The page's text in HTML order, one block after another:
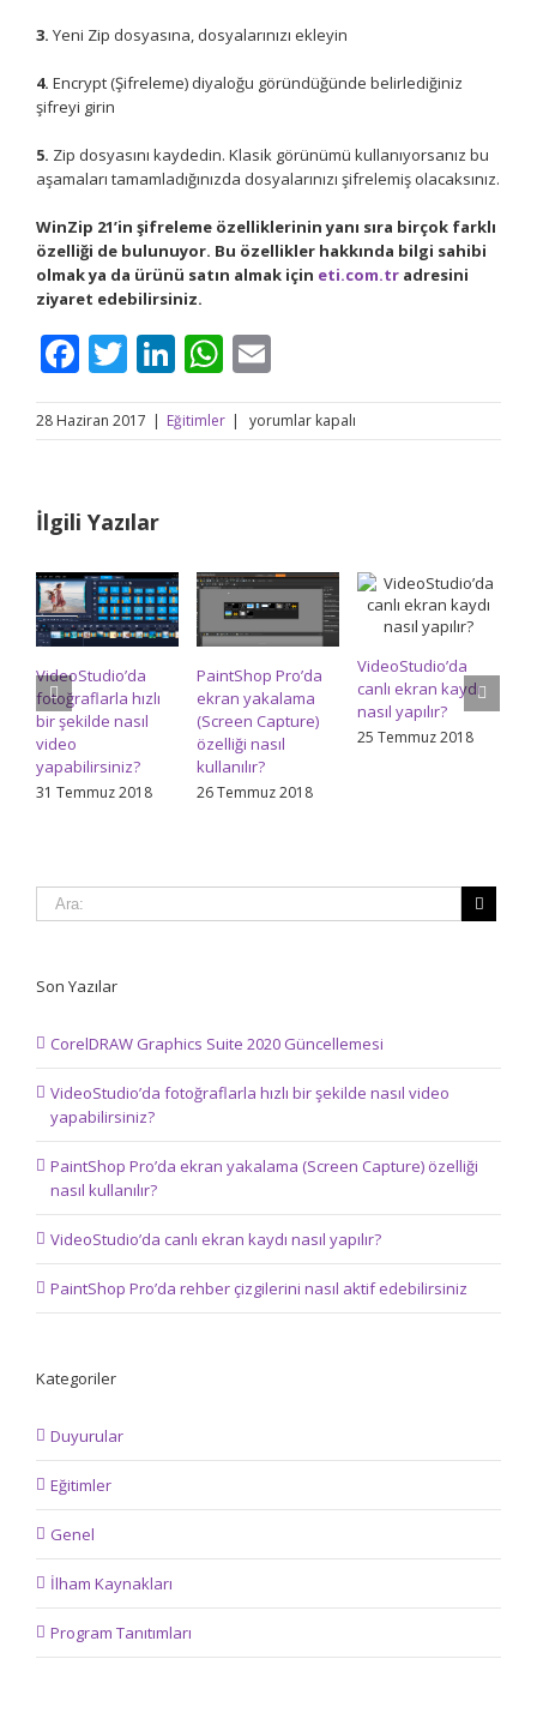
3. Yeni Zip dosyasına, dosyalarınızı ekleyin
4. Encrypt (Şifreleme) diyaloğu göründüğünde belirlediğiniz
şifreyi girin
5. Zip dosyasını kaydedin. Klasik görünümü kullanıyorsanız bu
aşamaları tamamladığınızda dosyalarınızı şifrelemiş olacaksınız.
WinZip 21’in şifreleme özelliklerinin yanı sıra birçok farklı
özelliği de bulunuyor. Bu özellikler hakkında bilgi sahibi
olmak ya da ürünü satın almak için eti.com.tr adresini
ziyaret edebilirsiniz.
Facebook
Twitter
LinkedIn
WhatsApp
28 Haziran 2017 | Eğitimler |
WinZip
21
yapabilirsiniz?
için
yorumlar kapalı
İlgili Yazılar
VideoStudio’da
fotoğraflarla hızlı
bir şekilde nasıl
video
yapabilirsiniz?
31 Temmuz 2018
PaintShop Pro’da
ekran yakalama
(Screen Capture)
özelliği nasıl
kullanılır?
26 Temmuz 2018
VideoStudio’da
canlı ekran kaydı
nasıl yapılır?
25 Temmuz 2018
Son Yazılar
CorelDRAW Graphics Suite 2020 Güncellemesi
VideoStudio’da fotoğraflarla hızlı bir şekilde nasıl video
yapabilirsiniz?
PaintShop Pro’da ekran yakalama (Screen Capture) özelliği
nasıl kullanılır?
VideoStudio’da canlı ekran kaydı nasıl yapılır?
PaintShop Pro’da rehber çizgilerini nasıl aktif edebilirsiniz
Kategoriler
Duyurular
Eğitimler
Genel
İlham Kaynakları
Program Tanıtımları